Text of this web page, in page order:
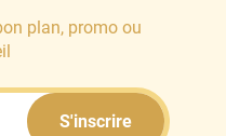
plan, promo ou
S'inscrire